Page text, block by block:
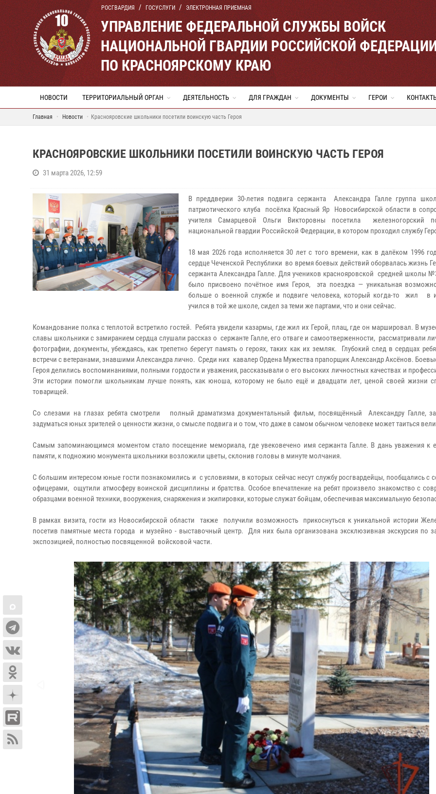
РОСГВАРДИЯ ГОСУСЛУГИ ЭЛЕКТРОННАЯ ПРИЕМНАЯ
УПРАВЛЕНИЕ ФЕДЕРАЛЬНОЙ СЛУЖБЫ ВОЙСК
НАЦИОНАЛЬНОЙ ГВАРДИИ РОССИЙСКОЙ
ПО КРАСНОЯРСКОМУ КРАЮ
НОВОСТИ ТЕРРИТОРИАЛЬНЫЙ ОРГАН ДЕЯТЕЛЬНОСТЬ ДЛЯ ГРАЖДАН ДОКУМЕНТЫ ГЕРОИ
Главная Новости Краснояровские школьники посетили воинскую часть Героя
КРАСНОЯРОВСКИЕ ШКОЛЬНИКИ ПОСЕТИЛИ ВОИНСКУЮ ЧАСТЬ ГЕРОЯ
31 марта 2026, 12:59
В преддверии 30-летия подвига сержанта Александра Галле группа
патриотического клуба посёлка Красный Яр Новосибирской области в
учителя Самарцевой Ольги Викторовны посетила железногорский
национальной гвардии Российской Федерации, в котором проходил службу
18 мая 2026 года исполняется 30 лет с того времени, как в далёком 1996
сердце Чеченской Республики во время боевых действий оборвалась жизнь
сержанта Александра Галле. Для учеников краснояровской средней школы
было присвоено почётное имя Героя, эта поездка — уникальная
больше о военной службе и подвиге человека, который когда-то жил в
учился в той же школе, сидел за теми же партами, что и они сейчас.
Командование полка с теплотой встретило гостей. Ребята увидели казармы, где жил их Герой, плац, где он маршировал. В
славы школьники с замиранием сердца слушали рассказ о сержанте Галле, его отваге и самоотверженности, рассматривали
фотографии, документы, убеждаясь, как трепетно берегут память о героях, таких как их земляк. Глубокий след в сердцах
встречи с ветеранами, знавшими Александра лично. Среди них кавалер Ордена Мужества прапорщик Александр Аксёнов.
Героя делились воспоминаниями, полными гордости и уважения, рассказывали о его высоких личностных качествах и
Эти истории помогли школьникам лучше понять, как юноша, которому не было ещё и двадцати лет, ценой своей жизни
товарищей.
Со слезами на глазах ребята смотрели полный драматизма документальный фильм, посвящённый Александру Галле,
задуматься юных зрителей о ценности жизни, о смысле подвига и о том, что даже в самом обычном человеке может таиться
Самым запоминающимся моментом стало посещение мемориала, где увековечено имя сержанта Галле. В дань уважения к
памяти, к подножию монумента школьники возложили цветы, склонив головы в минуте молчания.
С большим интересом юные гости познакомились и с условиями, в которых сейчас несут службу росгвардейцы, пообщались с
офицерами, ощутили атмосферу воинской дисциплины и братства. Особое впечатление на ребят произвело знакомство с
образцами военной техники, вооружения, снаряжения и экипировки, которые служат бойцам, обеспечивая максимальную
В рамках визита, гости из Новосибирской области также получили возможность прикоснуться к уникальной истории
посетив памятные места города и музейно - выставочный центр. Для них была организована эксклюзивная экскурсия по
экспозицией, полностью посвященной войсковой части.